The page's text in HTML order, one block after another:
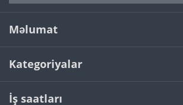
Məlumat
Kategoriyalar
İş saatları